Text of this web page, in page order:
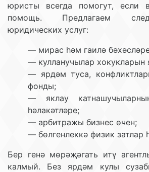
юристы всегда помогут, если
помощь. Предлагаем
юридических услуг:
— мирас һәм гаилә
— кулланучылар хокукларын
— ярдәм туса,
фонды;
— яклау
һәлакәтләре;
— арбитражы бизнес өчен;
— бөлгенлеккә физик затлар
Бер генә мөрәҗәгать итү
калмый. Без ярдәм кулы